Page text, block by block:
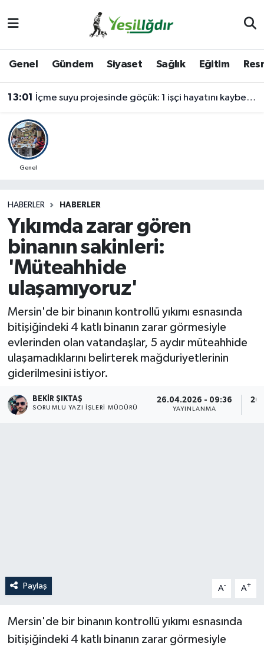
Genel Gündem Siyaset Sağlık Eğitim
13:01 İçme suyu projesinde göçük: 1 işçi hayatını kaybetti, 1'i ağır yaralı
Genel
HABERLER HABERLER
Yıkımda zarar gören
binanın sakinleri:
'Müteahhide
ulaşamıyoruz'
Mersin'de bir binanın kontrollü yıkımı esnasında
bitişiğindeki 4 katlı binanın zarar görmesiyle
evlerinden olan vatandaşlar, 5 aydır müteahhide
ulaşamadıklarını belirterek mağduriyetlerinin
giderilmesini istiyor.
BEKIR ŞIKTAŞ
SORUMLU YAZI İŞLERI MÜDÜRÜ
26.04.2026 - 09:36
YAYINLANMA
Paylaş A- A+
Mersin'de bir binanın kontrollü yıkımı esnasında
bitişiğindeki 4 katlı binanın zarar görmesiyle
İğdir Namaz Vakitleri
Iğdır Trafik Yoğunluk Haritası
Süper Lig Puan Durumu ve Fikstür
Son Dakika Haberleri
Haber Arşivi